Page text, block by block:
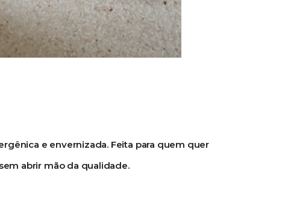
e envernizada. Feita para quem quer
abrir mão da qualidade.